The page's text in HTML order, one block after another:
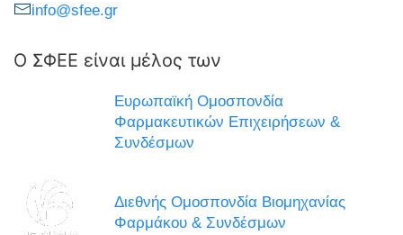
info@sfee.gr
Ο ΣΦΕΕ είναι μέλος των
Ευρωπαϊκή Ομοσπονδία
Φαρμακευτικών Επιχειρήσεων &
Συνδέσμων
Διεθνής Ομοσπονδία Βιομηχανίας
Φαρμάκου & Συνδέσμων